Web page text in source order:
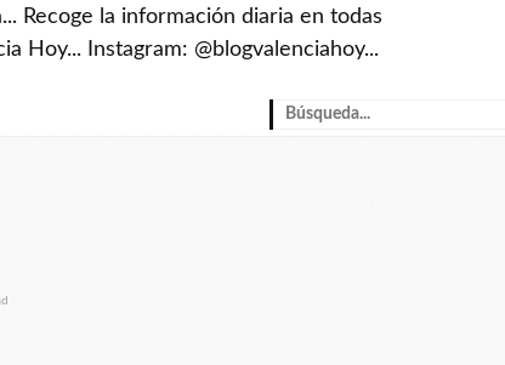
Recoge la información diaria en todas
Hoy... Instagram: @blogvalenciahoy...